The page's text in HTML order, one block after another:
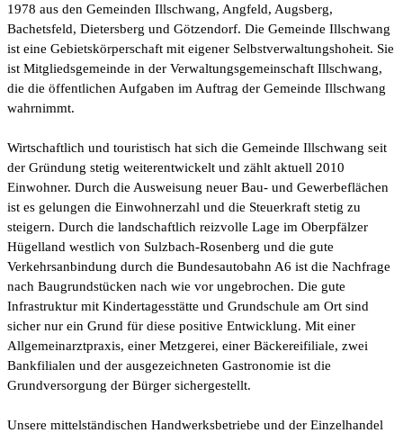
1978 aus den Gemeinden Illschwang, Angfeld, Augsberg,
Bachetsfeld, Dietersberg und Götzendorf. Die Gemeinde Illschwang
ist eine Gebietskörperschaft mit eigener Selbstverwaltungshoheit. Sie
ist Mitgliedsgemeinde in der Verwaltungsgemeinschaft Illschwang,
die die öffentlichen Aufgaben im Auftrag der Gemeinde Illschwang
wahrnimmt.
Wirtschaftlich und touristisch hat sich die Gemeinde Illschwang seit
der Gründung stetig weiterentwickelt und zählt aktuell 2010
Einwohner. Durch die Ausweisung neuer Bau- und Gewerbeflächen
ist es gelungen die Einwohnerzahl und die Steuerkraft stetig zu
steigern. Durch die landschaftlich reizvolle Lage im Oberpfälzer
Hügelland westlich von Sulzbach-Rosenberg und die gute
Verkehrsanbindung durch die Bundesautobahn A6 ist die Nachfrage
nach Baugrundstücken nach wie vor ungebrochen. Die gute
Infrastruktur mit Kindertagesstätte und Grundschule am Ort sind
sicher nur ein Grund für diese positive Entwicklung. Mit einer
Allgemeinarztpraxis, einer Metzgerei, einer Bäckereifiliale, zwei
Bankfilialen und der ausgezeichneten Gastronomie ist die
Grundversorgung der Bürger sichergestellt.
Unsere mittelständischen Handwerksbetriebe und der Einzelhandel